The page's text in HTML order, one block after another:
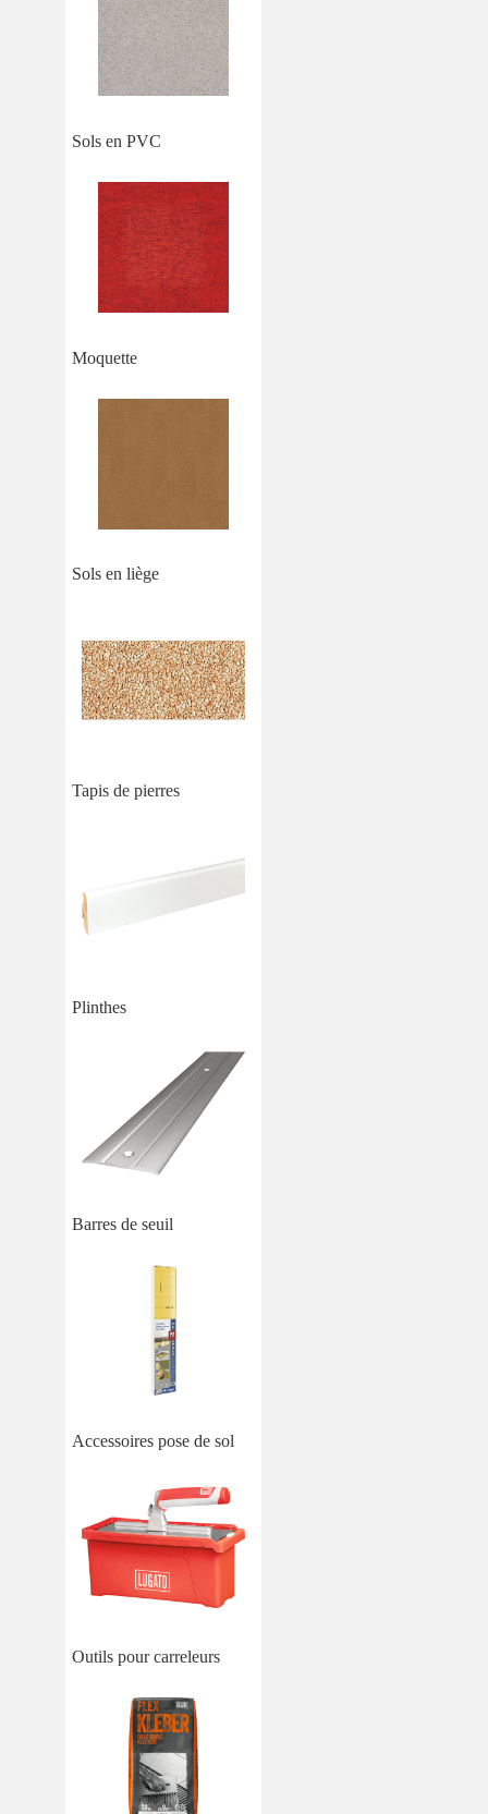
Sols en PVC
Moquette
Sols en liège
Tapis de pierres
Plinthes
Barres de seuil
Accessoires pose de sol
Outils pour carreleurs